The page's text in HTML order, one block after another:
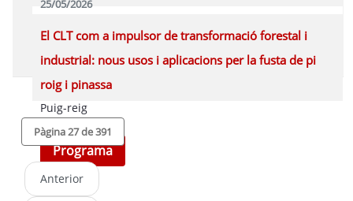
25/05/2026
Programa
El CLT com a impulsor de transformació forestal i
industrial: nous usos i aplicacions per la fusta de pi
roig i pinassa
Puig-reig
22/05/2026
Programa
Pàgina 27 de 391
Anterior